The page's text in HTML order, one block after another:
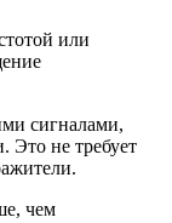
или
сигналами,
Это не требует
чем